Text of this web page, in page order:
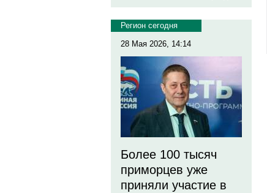
Регион сегодня
28 Мая 2026, 14:14
Более 100 тысяч
приморцев уже
приняли участие в